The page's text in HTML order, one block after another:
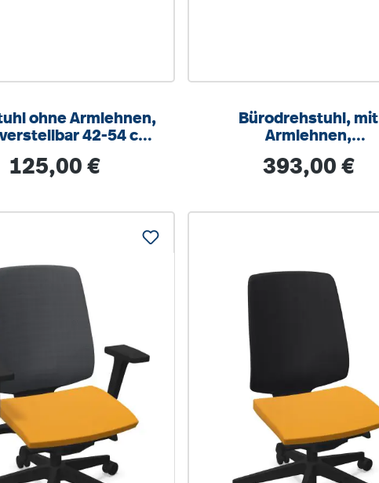
ohne Armlehnen,
42-54 cm,
Regulärer Preis:
125,00 €
Bürodrehstuhl, mit
Armlehnen,
Wippmechanik
Regulärer Preis:
393,00 €